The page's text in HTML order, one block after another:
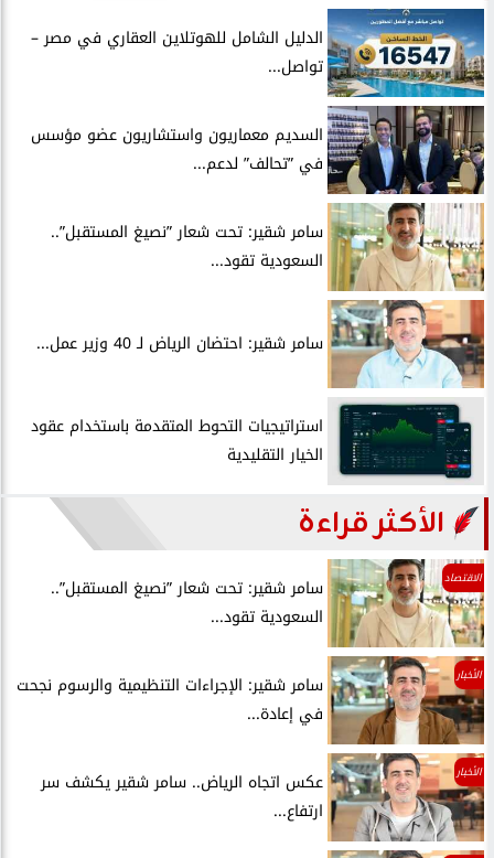
الدليل الشامل للهوتلاين العقاري في مصر –
تواصل...
السديم معماريون واستشاريون عضو مؤسس
في ”تحالف” لدعم...
سامر شقير: تحت شعار ”نصيغ المستقبل”..
السعودية تقود...
سامر شقير: احتضان الرياض لـ 40 وزير عمل...
استراتيجيات التحوط المتقدمة باستخدام عقود
الخيار التقليدية
الأكثر قراءة
الاقتصاد
سامر شقير: تحت شعار ”نصيغ المستقبل”..
السعودية تقود...
الأخبار
سامر شقير: الإجراءات التنظيمية والرسوم نجحت
في إعادة...
الأخبار
عكس اتجاه الرياض.. سامر شقير يكشف سر
ارتفاع...